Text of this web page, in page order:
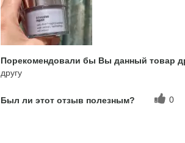
продукта?
Порекомендовали бы Вы данный товар
другу
Был ли этот отзыв полезным? 0